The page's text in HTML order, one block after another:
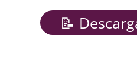
📝